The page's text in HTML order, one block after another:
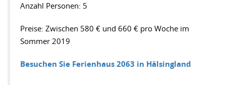
Anzahl Personen: 5
Preise: Zwischen 580 € und 660 € pro Woche im
Sommer 2019
Besuchen Sie Ferienhaus 2063 in Hälsingland